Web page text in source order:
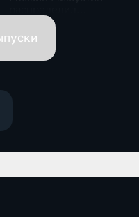
обязанности вице-
премьеров